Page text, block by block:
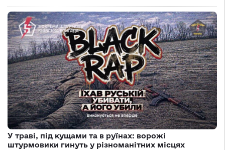
У траві, під кущами та в руїнах: ворожі
штурмовики гинуть у різноманітних місцях